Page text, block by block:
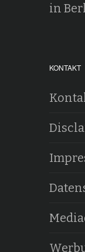
in
KONTAKT